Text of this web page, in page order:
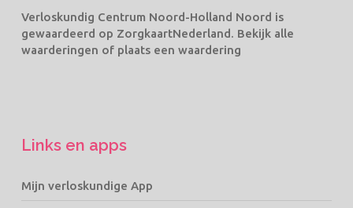
Verloskundig Centrum Noord-Holland Noord is
gewaardeerd op ZorgkaartNederland. Bekijk alle
waarderingen of plaats een waardering
Links en apps
Mijn verloskundige App